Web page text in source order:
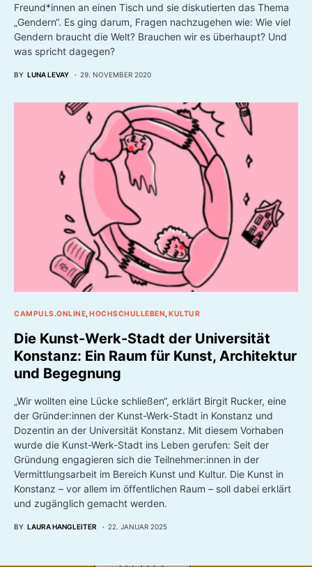
Freund*innen an einen Tisch und sie diskutierten das Thema
„Gendern“. Es ging darum, Fragen nachzugehen wie: Wie viel
Gendern braucht die Welt? Brauchen wir es überhaupt? Und
was spricht dagegen?
BY LUNA LEVAY 29. NOVEMBER 2020
CAMPULS.ONLINE HOCHSCHULLEBEN KULTUR
Die Kunst-Werk-Stadt der Universität
Konstanz: Ein Raum für Kunst, Architektur
und Begegnung
„Wir wollten eine Lücke schließen“, erklärt Birgit Rucker, eine
der Gründer:innen der Kunst-Werk-Stadt in Konstanz und
Dozentin an der Universität Konstanz. Mit diesem Vorhaben
wurde die Kunst-Werk-Stadt ins Leben gerufen: Seit der
Gründung engagieren sich die Teilnehmer:innen in der
Vermittlungsarbeit im Bereich Kunst und Kultur. Die Kunst in
Konstanz – vor allem im öffentlichen Raum – soll dabei erklärt
und zugänglich gemacht werden.
BY LAURA HANGLEITER 22. JANUAR 2025